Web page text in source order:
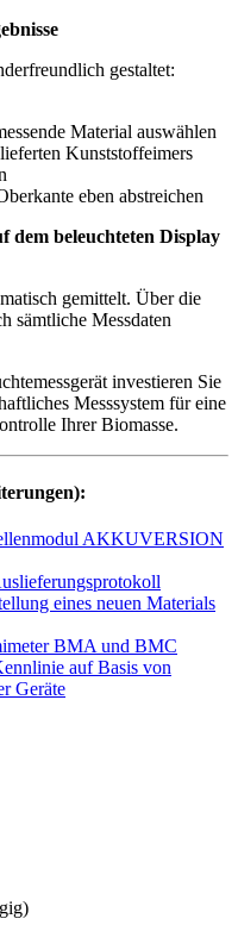
gestaltet:
Material auswählen
Kunststoffeimers
eben abstreichen
dem beleuchteten Display
gemittelt. Über die
sämtliche Messdaten
investieren Sie
Messsystem für eine
Ihrer Biomasse.
AKKUVERSION
eines neuen Materials
BMA und BMC
auf Basis von
Geräte